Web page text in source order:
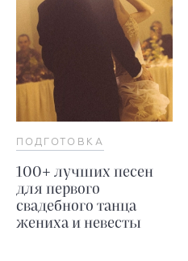
ПОДГОТОВКА
100+ лучших песен
для первого
свадебного танца
жениха и невесты